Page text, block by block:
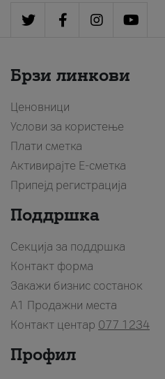
Брзи линкови
Ценовници
Услови за користење
Плати сметка
Активирајте Е-сметка
Припејд регистрација
Поддршка
Секција за поддршка
Контакт форма
Закажи бизнис состанок
A1 Продажни места
Контакт центар 077 1234
Профил